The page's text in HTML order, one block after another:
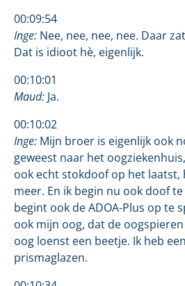
00:09:54
Inge: Nee, nee, nee, nee. Daar
Dat is idioot hè, eigenlijk.
00:10:01
Maud: Ja.
00:10:02
Inge: Mijn broer is eigenlijk ook
geweest naar het
ook echt stokdoof op het laatst,
meer. En ik begin nu ook doof
begint ook de ADOA-Plus op te
ook mijn oog, dat de
oog loenst een beetje. Ik heb
prismaglazen.